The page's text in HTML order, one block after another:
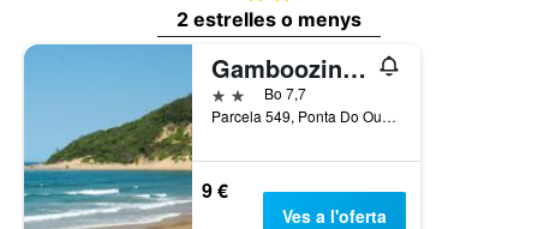
2 estrelles o menys
Gamboozini Lodge
2 estrelles
Bo 7,7
Parcela 549, Ponta Do Ouro, Ponta d'Ouro, Moçambic
9 €
Ves a l'oferta